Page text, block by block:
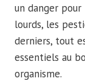
un danger
lourds, les
derniers, tout
essentiels au
organisme.